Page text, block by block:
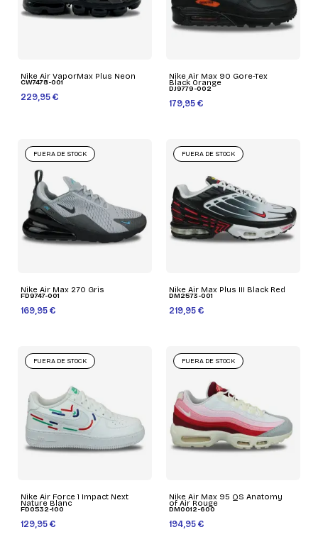
Nike Air VaporMax Plus Neon
CW7478-001
229,95 €
Nike Air Max 90 Gore-Tex
Black Orange
DJ9779-002
179,95 €
Nike Air Max 270 Gris
FD9747-001
169,95 €
FUERA DE STOCK
Nike Air Max Plus III Black Red
DM2573-001
219,95 €
FUERA DE STOCK
Nike Air Force 1 Impact Next
Nature Blanc
FD0532-100
129,95 €
FUERA DE STOCK
Nike Air Max 95 QS Anatomy
of Air Rouge
DM0012-600
194,95 €
FUERA DE STOCK